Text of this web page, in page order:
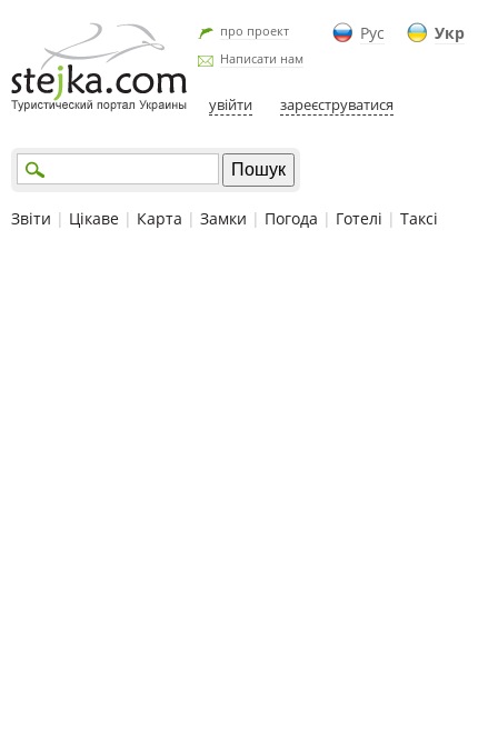
Рус Укр
про проект
Написати нам
увійти зареєструватися
Звіти | Цікаве | Карта | Замки | Погода | Готелі | Таксі